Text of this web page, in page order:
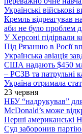
Українські
Кремль відреагував
аби не було проблем
У Херсоні підірвали
Під Рязанню в Росії
Українська авіація
США надають $450
– РСЗВ та патрульні
Україна отримала
23 червня
НБУ “надрукував”
McDonald’s може
Перші американські
Суд заборонив